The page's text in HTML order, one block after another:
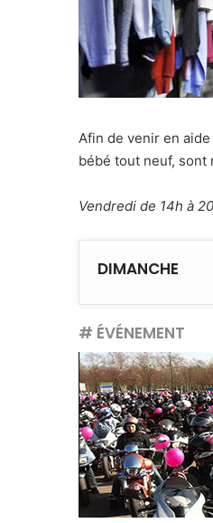
Afin de venir en
bébé tout neuf, sont
Vendredi de 14h à
DIMANCHE
# ÉVÉNEMENT